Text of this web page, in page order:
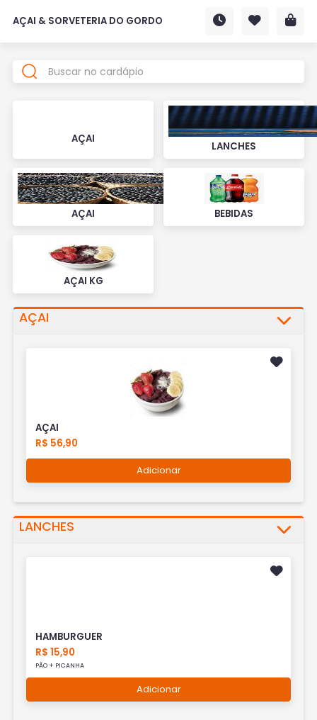
AÇAI & SORVETERIA DO GORDO
AÇAI
LANCHES
AÇAI BEBIDAS
AÇAI KG
AÇAI
AÇAI
R$ 56,90
Adicionar
LANCHES
HAMBURGUER
R$ 15,90
PÃO + PICANHA
Adicionar